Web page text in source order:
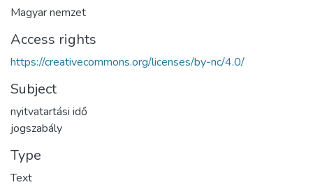
Magyar nemzet
Access rights
https://creativecommons.org/licenses/by-nc/4.0/
Subject
nyitvatartási idő
jogszabály
Type
Text